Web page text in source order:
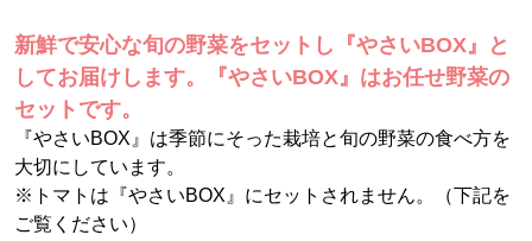
新鮮で安心な旬の野菜をセットし『やさいBOX』と
してお届けします。『やさいBOX』はお任せ野菜の
セットです。
『やさいBOX』は季節にそった栽培と旬の野菜の食べ方を
大切にしています。
※トマトは『やさいBOX』にセットされません。（下記を
ご覧ください）